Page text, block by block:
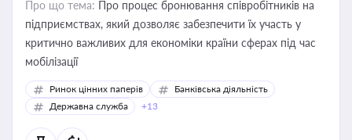
Про що тема: Про процес бронювання співробітників на
підприємствах, який дозволяє забезпечити їх участь у
критично важливих для економіки країни сферах під час
мобілізації
Ринок цінних паперів
Банківська діяльність
Державна служба
+13